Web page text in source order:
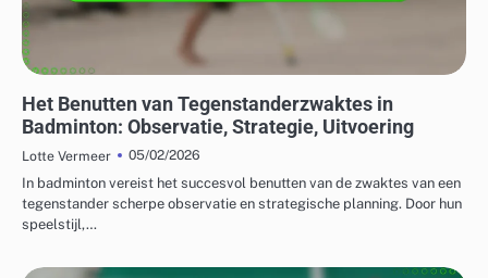
Het Benutten van Tegenstanderzwaktes in
Badminton: Observatie, Strategie, Uitvoering
Lotte Vermeer
05/02/2026
In badminton vereist het succesvol benutten van de zwaktes van een
tegenstander scherpe observatie en strategische planning. Door hun
speelstijl,…